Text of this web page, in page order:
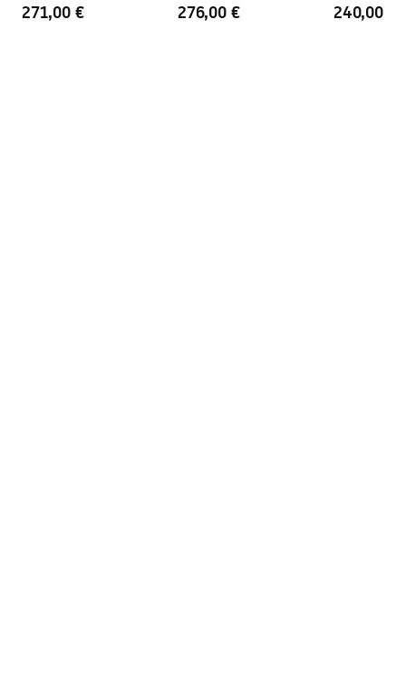
Easy Clean Beschichtung
ja, auf einer Seite der Scheibe
271,00 € 276,00 € 240,00 €